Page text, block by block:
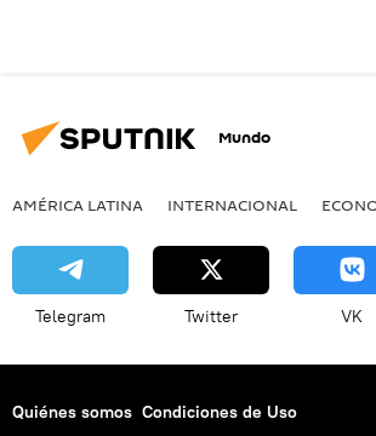
Mundo
AMÉRICA LATINA INTERNACIONAL
Telegram Twitter VK
Quiénes somos Condiciones de Uso